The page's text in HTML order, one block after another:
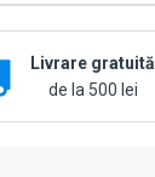
Livrare gratuită
de la 500 lei